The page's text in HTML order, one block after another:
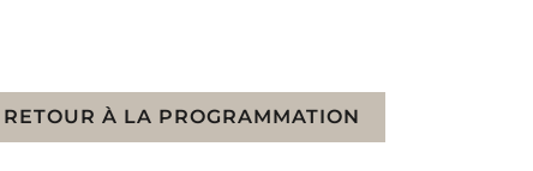
RETOUR À LA PROGRAMMATION